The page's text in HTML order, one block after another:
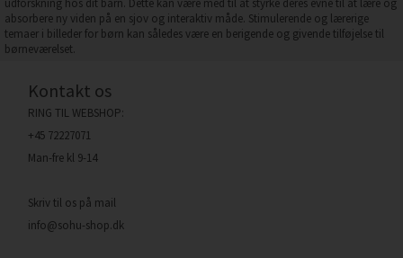
udforskning hos dit barn. Dette kan være med til at styrke deres evne til at lære og
absorbere ny viden på en sjov og interaktiv måde. Stimulerende og lærerige
temaer i billeder for børn kan således være en berigende og givende tilføjelse til
børneværelset.
Kontakt os
RING TIL WEBSHOP:
+45 72227071
Man-fre kl 9-14
Skriv til os på mail
info@sohu-shop.dk